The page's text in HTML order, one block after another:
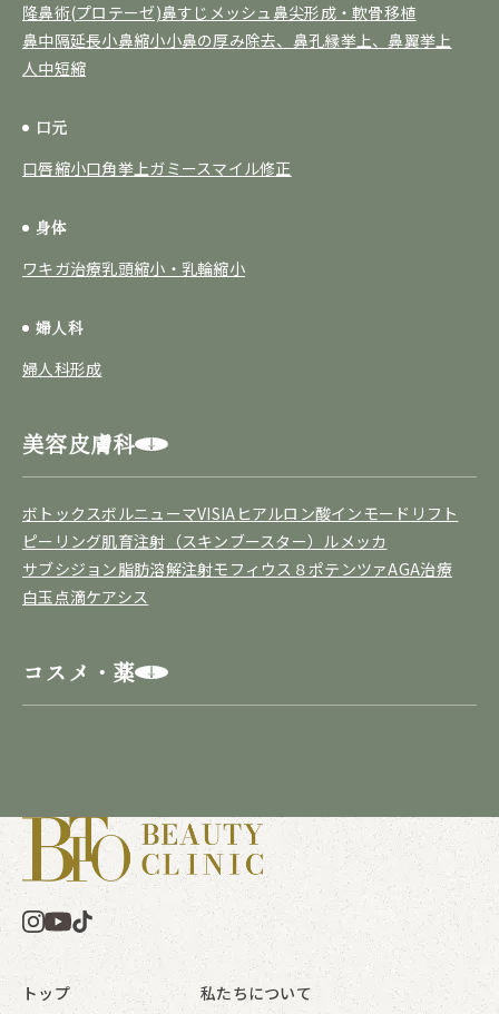
隆鼻術(プロテーゼ)鼻すじメッシュ鼻尖形成・軟骨移植
鼻中隔延長小鼻縮小小鼻の厚み除去、鼻孔縁挙上、鼻翼挙上
人中短縮
口元
口唇縮小口角挙上ガミースマイル修正
身体
ワキガ治療乳頭縮小・乳輪縮小
婦人科
婦人科形成
美容皮膚科
ボトックスボルニューマVISIA ヒアルロン酸インモードリフト
ピーリング肌育注射（スキンブースター） ルメッカ
サブシジョン脂肪溶解注射モフィウス８ポテンツァAGA治療
白玉点滴ケアシス
コスメ・薬
トップ 私たちについて